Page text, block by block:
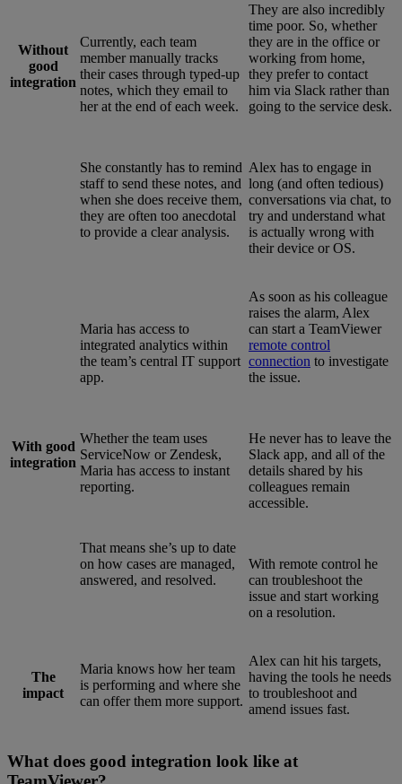
Without
good
integration
Currently, each team
member manually tracks
their cases through typed-up
notes, which they email to
her at the end of each week.
She constantly has to remind
staff to send these notes, and
when she does receive them,
they are often too anecdotal
to provide a clear analysis.
They are also incredibly
time poor. So, whether
they are in the office or
working from home,
they prefer to contact
him via Slack rather than
going to the service desk.
Alex has to engage in
long (and often tedious)
conversations via chat, to
try and understand what
is actually wrong with
their device or OS.
With good
integration
Maria has access to
integrated analytics within
the team’s central IT support
app.
Whether the team uses
ServiceNow or Zendesk,
Maria has access to instant
reporting.
That means she’s up to date
on how cases are managed,
answered, and resolved.
As soon as his colleague
raises the alarm, Alex
can start a TeamViewer
remote control
connection to investigate
the issue.
He never has to leave the
Slack app, and all of the
details shared by his
colleagues remain
accessible.
With remote control he
can troubleshoot the
issue and start working
on a resolution.
The
impact
Maria knows how her team
is performing and where she
can offer them more support.
Alex can hit his targets,
having the tools he needs
to troubleshoot and
amend issues fast.
What does good integration look like at